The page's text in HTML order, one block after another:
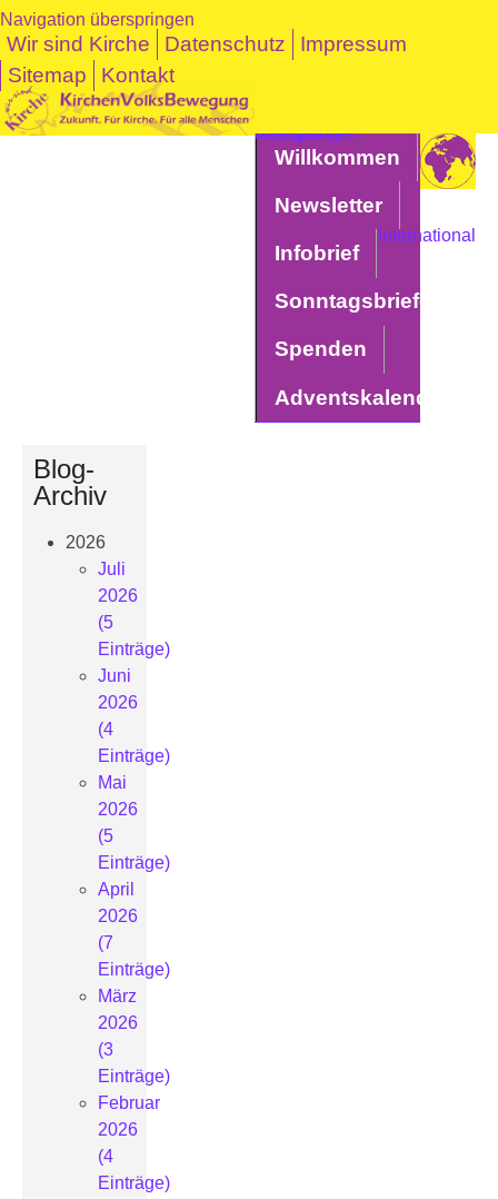
Navigation überspringen
Wir sind Kirche Datenschutz
Impressum
Sitemap
Kontakt
International
Navigation überspringen
Willkommen
Newsletter
Infobrief
Sonntagsbriefe
Spenden
Adventskalender
Blog-
Archiv
2026
Juli
2026
(5
Einträge)
Juni
2026
(4
Einträge)
Mai
2026
(5
Einträge)
April
2026
(7
Einträge)
März
2026
(3
Einträge)
Februar
2026
(4
Einträge)